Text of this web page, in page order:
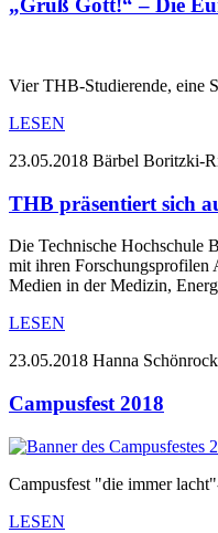
„Grüß Gott!“ – Die
Vier THB-Studierende, eine
LESEN
23.05.2018 Bärbel Boritzki-
THB präsentiert sich
Die Technische Hochschule
mit ihren
Medien in der Medizin,
LESEN
23.05.2018 Hanna Schönrock
Campusfest 2018
Campusfest "die immer
LESEN